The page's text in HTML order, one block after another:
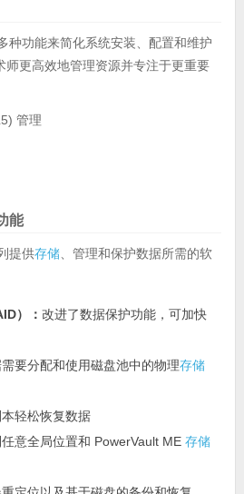
种功能来简化系统安装、配置和维护
师更高效地管理资源并专注于更重要
管理
能
提供存储、管理和保护数据所需的软
）： 改进了数据保护功能，可加快
要分配和使用磁盘池中的物理存储
轻松恢复数据
意全局位置和 PowerVault ME 存储